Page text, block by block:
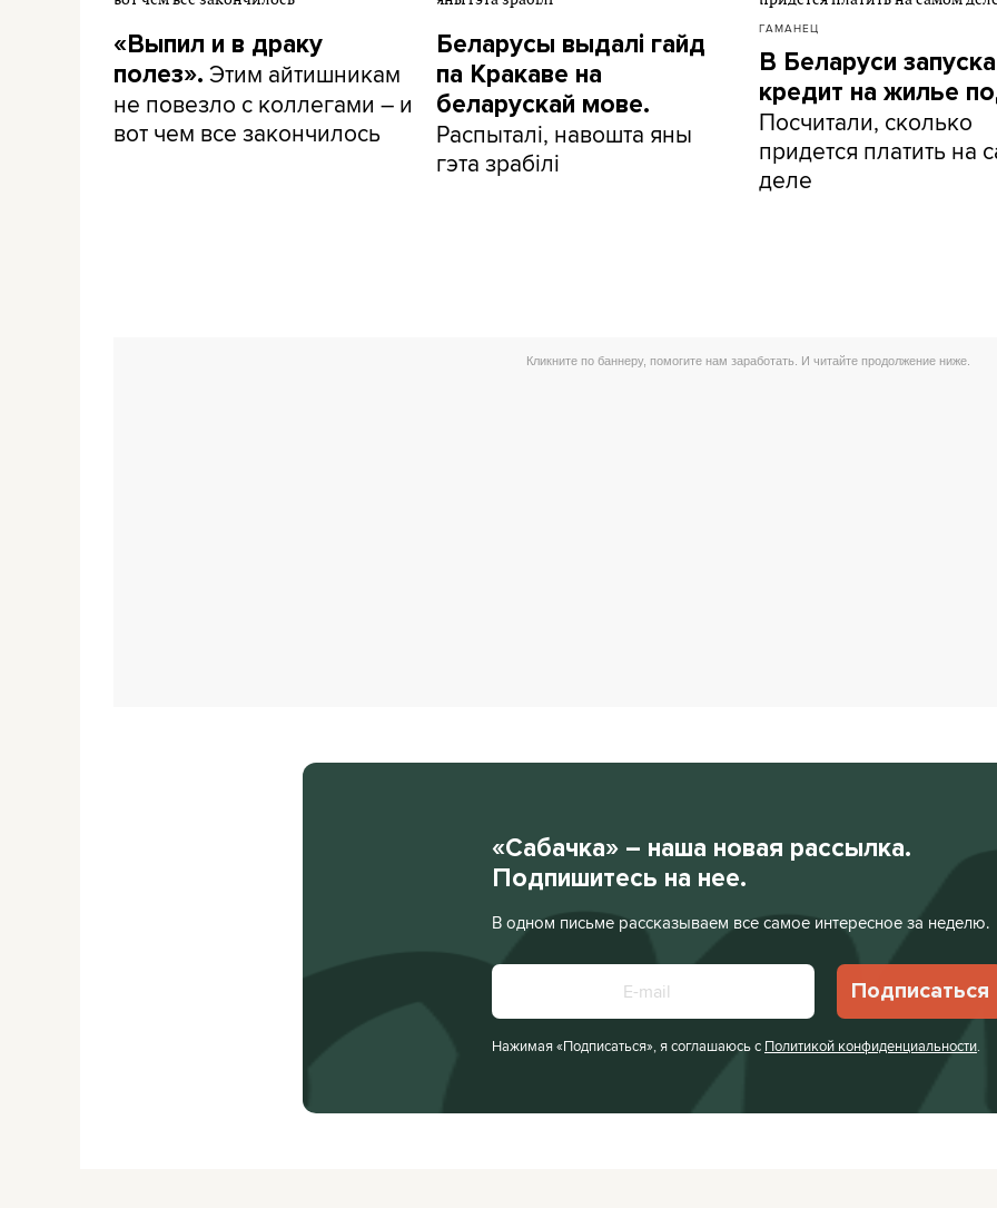
«Выпил и в драку
полез». Этим айтишникам
не повезло с коллегами – и
вот чем все закончилось
Беларусы выдалі гайд
па Кракаве на
беларускай мове.
Распыталі, навошта яны
гэта зрабілі
ГАМАНЕЦ
В Беларуси
кредит на жилье
Посчитали, сколько
придется платить на
деле
«Сабачка» – наша новая рассылка.
Подпишитесь на нее.
В одном письме рассказываем все самое интересное за неделю.
Подписаться
Нажимая «Подписаться», я соглашаюсь с Политикой конфиденциальности.